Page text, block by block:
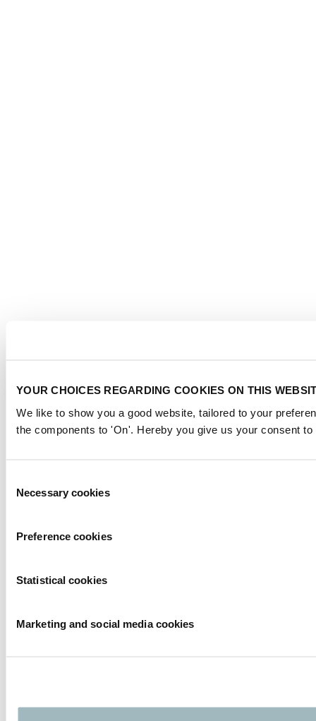
YOUR CHOICES REGARDING COOKIES ON THIS
We like to show you a good website, tailored to your
the components to 'On'. Hereby you give us your consent
Selection
Necessary cookies
Preference cookies
Statistical cookies
Marketing and social media cookies